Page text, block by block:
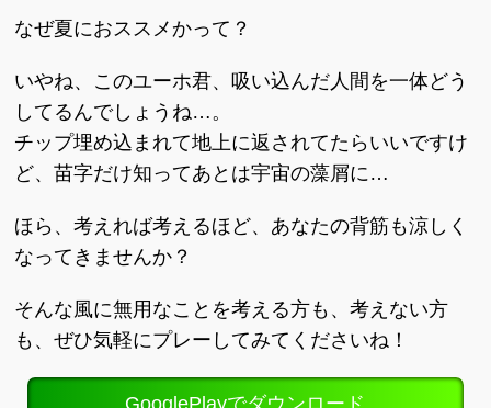
なぜ夏におススメかって？
いやね、このユーホ君、吸い込んだ人間を一体どう
してるんでしょうね…。
チップ埋め込まれて地上に返されてたらいいですけ
ど、苗字だけ知ってあとは宇宙の藻屑に…
ほら、考えれば考えるほど、あなたの背筋も涼しく
なってきませんか？
そんな風に無用なことを考える方も、考えない方
も、ぜひ気軽にプレーしてみてくださいね！
GooglePlayでダウンロード